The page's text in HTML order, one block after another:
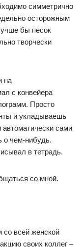
симметрично
осторожным
бы песок
творчески
на
с конвейера
Просто
и укладываешь
сами
о чем-нибудь.
в тетрадь.
со мной.
всей женской
своих коллег –